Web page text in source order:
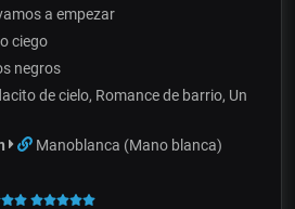
a empezar
ciego
negros
de cielo, Romance de barrio, Un
Manoblanca (Mano blanca)